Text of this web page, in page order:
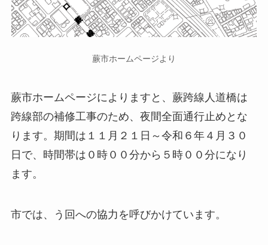
蕨市ホームページより
蕨市ホームページによりますと、蕨跨線人道橋は
跨線部の補修工事のため、夜間全面通行止めとな
ります。期間は１１月２１日～令和６年４月３０
日で、時間帯は０時００分から５時００分になり
ます。
市では、う回への協力を呼びかけています。